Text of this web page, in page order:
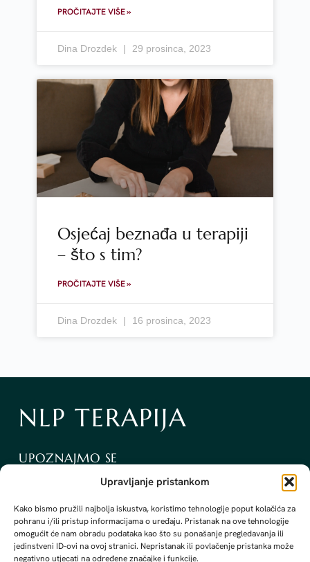
Upravljanje pristankom
Kako bismo pružili najbolja iskustva, koristimo tehnologije poput kolačića za
pohranu i/ili pristup informacijama o uređaju. Pristanak na ove tehnologije
omogućit će nam obradu podataka kao što su ponašanje pregledavanja ili
jedinstveni ID-ovi na ovoj stranici. Nepristanak ili povlačenje pristanka može
negativno utjecati na određene značajke i funkcije.
PROČITAJTE VIŠE »
Dina Drozdek 29 prosinca, 2023
Osjećaj beznađa u terapiji
– što s tim?
PROČITAJTE VIŠE »
Dina Drozdek 16 prosinca, 2023
NLP TERAPIJA
UPOZNAJMO SE
ZAPRATITE ME
INSTAGRAM
FACEBOOK
LINKEDIN